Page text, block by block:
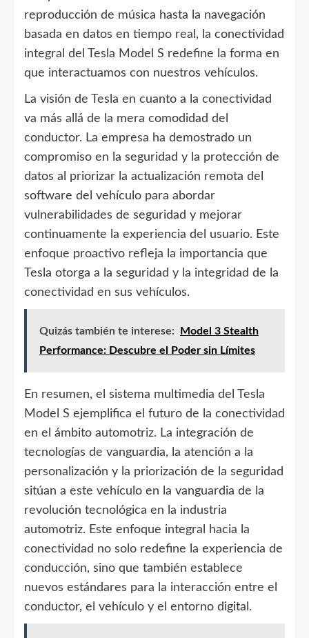
reproducción de música hasta la navegación
basada en datos en tiempo real, la conectividad
integral del Tesla Model S redefine la forma en
que interactuamos con nuestros vehículos.
La visión de Tesla en cuanto a la conectividad
va más allá de la mera comodidad del
conductor. La empresa ha demostrado un
compromiso en la seguridad y la protección de
datos al priorizar la actualización remota del
software del vehículo para abordar
vulnerabilidades de seguridad y mejorar
continuamente la experiencia del usuario. Este
enfoque proactivo refleja la importancia que
Tesla otorga a la seguridad y la integridad de la
conectividad en sus vehículos.
Quizás también te interese:
Model 3 Stealth
Performance: Descubre el Poder sin Límites
En resumen, el sistema multimedia del Tesla
Model S ejemplifica el futuro de la conectividad
en el ámbito automotriz. La integración de
tecnologías de vanguardia, la atención a la
personalización y la priorización de la seguridad
sitúan a este vehículo en la vanguardia de la
revolución tecnológica en la industria
automotriz. Este enfoque integral hacia la
conectividad no solo redefine la experiencia de
conducción, sino que también establece
nuevos estándares para la interacción entre el
conductor, el vehículo y el entorno digital.